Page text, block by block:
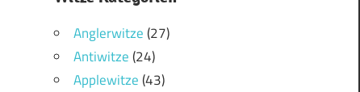
Anglerwitze(27)
Antiwitze(24)
Applewitze(43)